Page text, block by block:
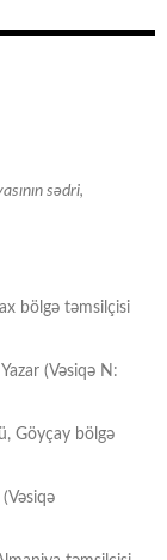
sədri,
bölgə təmsilçisi
(Vəsiqə N:
Göyçay bölgə